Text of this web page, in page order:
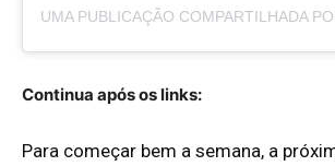
Continua após os links:
Para começar bem a semana, a